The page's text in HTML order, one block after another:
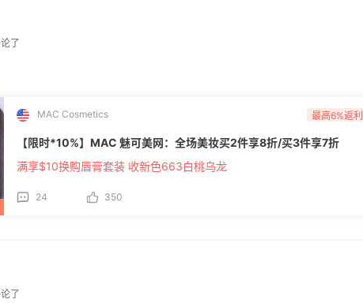
了
MAC Cosmetics 最高6%返利
【限时*10%】MAC 魅可美网：全场美妆买2件享8折/买3件享7折
满享$10换购唇膏套装 收新色663白桃乌龙
24 350
了